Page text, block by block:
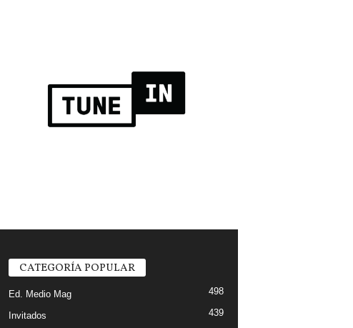
CATEGORÍA POPULAR
Ed. Medio Mag 498
Invitados 439